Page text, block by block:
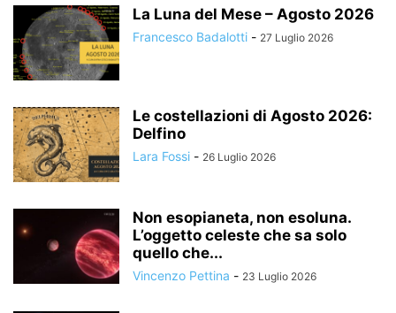
La Luna del Mese – Agosto 2026
Francesco Badalotti - 27 Luglio 2026
Le costellazioni di Agosto 2026:
Delfino
Lara Fossi - 26 Luglio 2026
Non esopianeta, non esoluna.
L’oggetto celeste che sa solo
quello che...
Vincenzo Pettina - 23 Luglio 2026